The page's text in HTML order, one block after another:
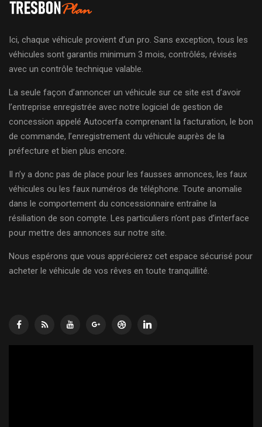
Ici, chaque véhicule provient d’un pro. Sans exception, tous les
véhicules sont garantis minimum 3 mois, contrôlés, révisés
avec un contrôle technique valable.
La seule façon d’annoncer un véhicule sur ce site est d’avoir
l’entreprise enregistrée avec notre logiciel de gestion de
concession appelé Autocerfa comprenant la facturation, le bon
de commande, l’enregistrement du véhicule auprès de la
préfecture et bien plus encore.
Il n’y a donc pas de place pour les fausses annonces, les faux
véhicules ou les faux numéros de téléphone. Toute anomalie
dans le comportement du concessionnaire entraîne la
résiliation de son compte. Les particuliers n’ont pas d’interface
pour mettre des annonces sur notre site.
Nous espérons que vous apprécierez cet espace sécurisé pour
acheter le véhicule de vos rêves en toute tranquillité.